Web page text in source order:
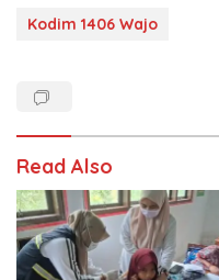
Kodim 1406 Wajo
Read Also